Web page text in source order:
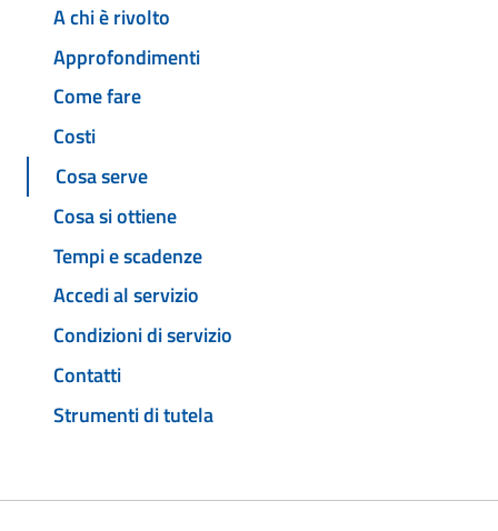
A chi è rivolto
Approfondimenti
Come fare
Costi
Cosa serve
Cosa si ottiene
Tempi e scadenze
Accedi al servizio
Condizioni di servizio
Contatti
Strumenti di tutela